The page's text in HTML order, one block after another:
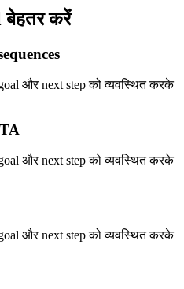
बेहतर करें
और next step को व्यवस्थित करके
और next step को व्यवस्थित करके
और next step को व्यवस्थित करके